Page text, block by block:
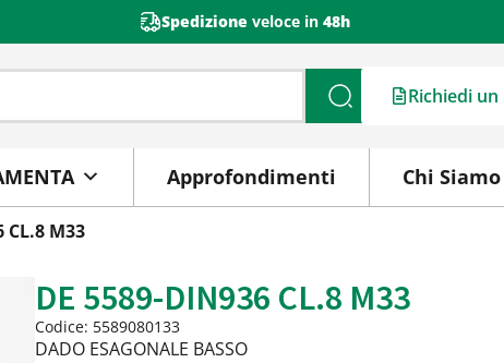
Spedizione veloce in 48h
Cerca Richiedi
Approfondimenti Chi Siamo
CL.8 M33
DE 5589-DIN936 CL.8 M33
Codice: 5589080133
DADO ESAGONALE BASSO